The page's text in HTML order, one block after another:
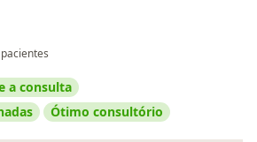
a consulta
Ótimo consultório